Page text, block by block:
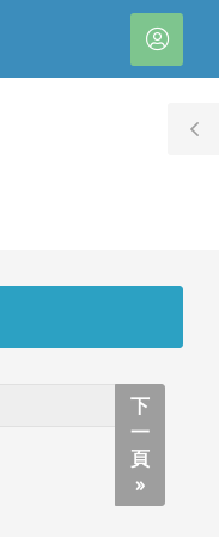
帳
戶
下
一
頁
»